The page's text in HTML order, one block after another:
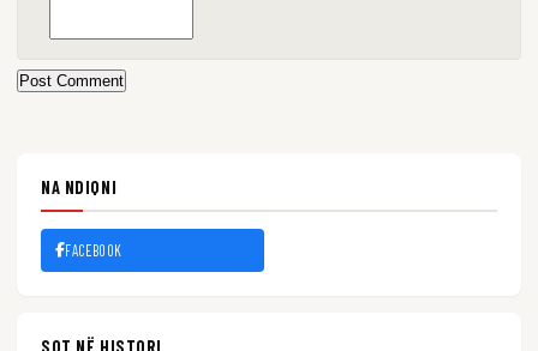
Post Comment
NA NDIQNI
FACEBOOK
SOT NË HISTORI